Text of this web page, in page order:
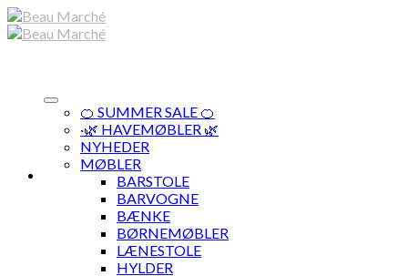
Skip
to
🍊 SUMMER SALE 🍊
·🌿 HAVEMØBLER 🌿
NYHEDER
MØBLER
BARSTOLE
BARVOGNE
BÆNKE
BØRNEMØBLER
LÆNESTOLE
HYLDER